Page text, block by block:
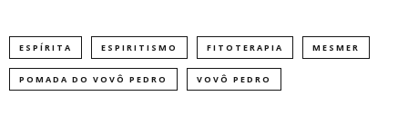
ESPÍRITA ESPIRITISMO FITOTERAPIA MESMER
POMADA DO VOVÔ PEDRO VOVÔ PEDRO